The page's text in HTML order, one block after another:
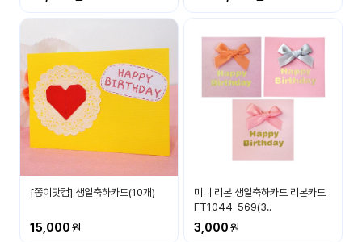
공지
사항
이벤
트
우리
들의
후기
게시
[쫑이닷컴] 생일축하카드(10개)
15,000
미니 리본 생일축하카드 리본카드
FT1044-569(3..
3,000